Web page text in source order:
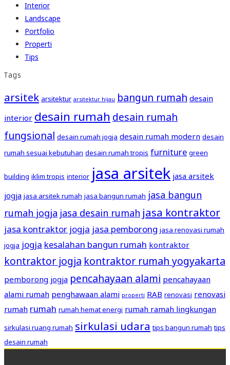
Interior
Landscape
Portfolio
Properti
Tips
Tags
arsitek arsitektur arsitektur hijau bangun rumah desain
interior desain rumah desain rumah
fungsional desain rumah jogja desain rumah modern desain
rumah sesuai kebutuhan desain rumah tropis furniture green
building iklim tropis interior jasa arsitek jasa arsitek
jogja jasa arsitek rumah jasa bangun rumah jasa bangun
rumah jogja jasa desain rumah jasa kontraktor
jasa kontraktor jogja jasa pemborong jasa renovasi rumah
jogja jogja kesalahan bangun rumah kontraktor
kontraktor jogja kontraktor rumah yogyakarta
pemborong jogja pencahayaan alami pencahayaan
alami rumah penghawaan alami properti RAB renovasi renovasi
rumah rumah rumah hemat energi rumah ramah lingkungan
sirkulasi ruang rumah sirkulasi udara tips bangun rumah tips
desain rumah